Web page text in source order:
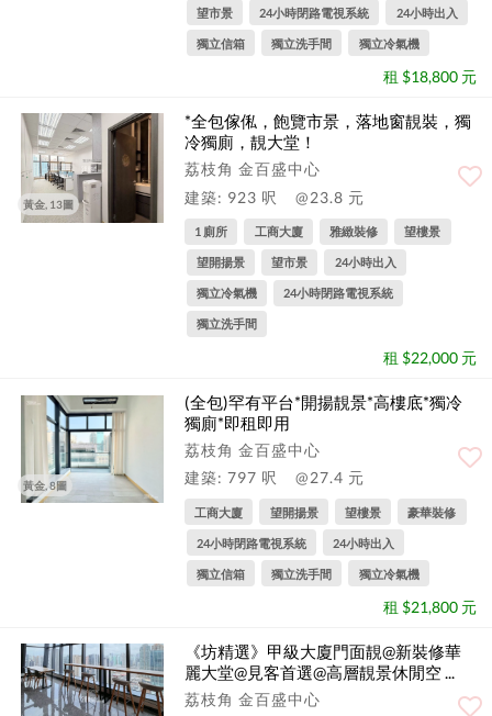
望市景 24小時閉路電視系統 24小時出入
獨立信箱 獨立洗手間 獨立冷氣機
租 $18,800 元
黃金, 13圖
*全包傢俬，飽覽市景，落地窗靚裝，獨
冷獨廁，靚大堂！
荔枝角 金百盛中心
建築: 923 呎
@23.8 元
1 廁所 工商大廈 雅緻裝修 望樓景
望開揚景 望市景 24小時出入
獨立冷氣機 24小時閉路電視系統
獨立洗手間
租 $22,000 元
黃金, 8圖
(全包)罕有平台*開揚靚景*高樓底*獨冷
獨廁*即租即用
荔枝角 金百盛中心
建築: 797 呎
@27.4 元
工商大廈 望開揚景 望樓景 豪華裝修
24小時閉路電視系統 24小時出入
獨立信箱 獨立洗手間 獨立冷氣機
租 $21,800 元
《坊精選》甲級大廈門面靚@新裝修華
麗大堂@見客首選@高層靚景休閒空 ...
荔枝角 金百盛中心